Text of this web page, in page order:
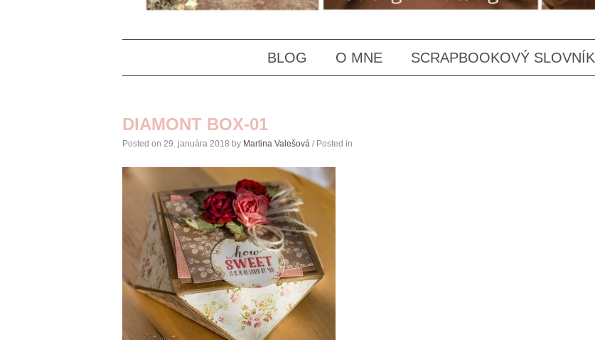
SKIP
BLOG O MNE SCRAPBOOKOVÝ SLOVNÍK
DIAMONT BOX-01
Posted on 29. januára 2018 by Martina Valešová / Posted in